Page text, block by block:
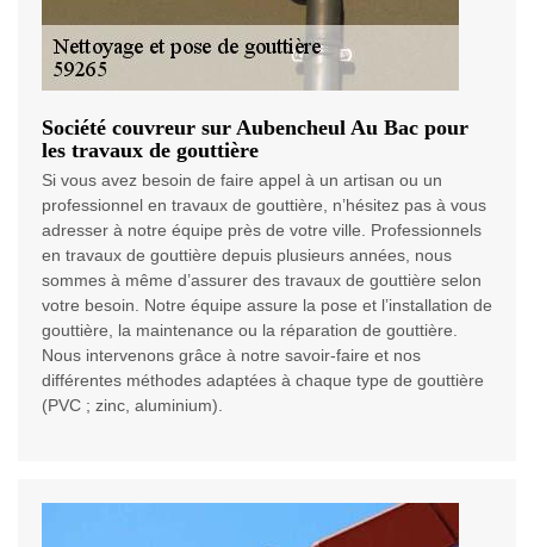
Société couvreur sur Aubencheul Au Bac pour
les travaux de gouttière
Si vous avez besoin de faire appel à un artisan ou un
professionnel en travaux de gouttière, n’hésitez pas à vous
adresser à notre équipe près de votre ville. Professionnels
en travaux de gouttière depuis plusieurs années, nous
sommes à même d’assurer des travaux de gouttière selon
votre besoin. Notre équipe assure la pose et l’installation de
gouttière, la maintenance ou la réparation de gouttière.
Nous intervenons grâce à notre savoir-faire et nos
différentes méthodes adaptées à chaque type de gouttière
(PVC ; zinc, aluminium).